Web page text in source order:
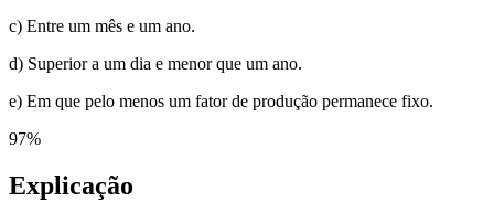
c) Entre um mês e um ano.
d) Superior a um dia e menor que um ano.
e) Em que pelo menos um fator de produção permanece fixo.
97%
Explicação